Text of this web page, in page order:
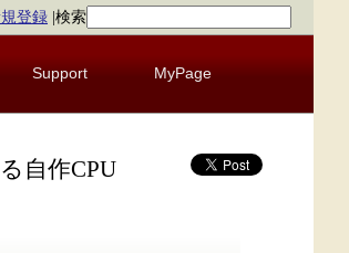
登録 検索
Support MyPage
自作CPU